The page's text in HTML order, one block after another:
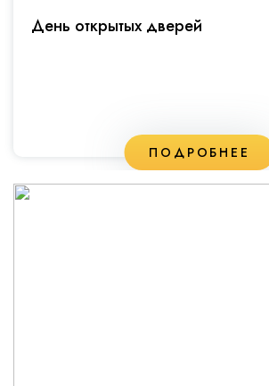
День открытых дверей
ПОДРОБНЕЕ